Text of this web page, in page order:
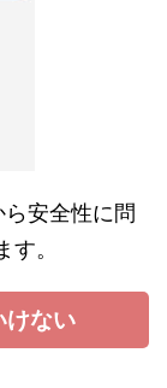
安全性に問
。
けない